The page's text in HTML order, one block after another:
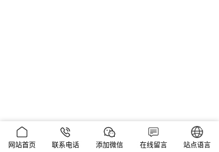
网站首页 联系电话 添加微信 在线留言 站点语言